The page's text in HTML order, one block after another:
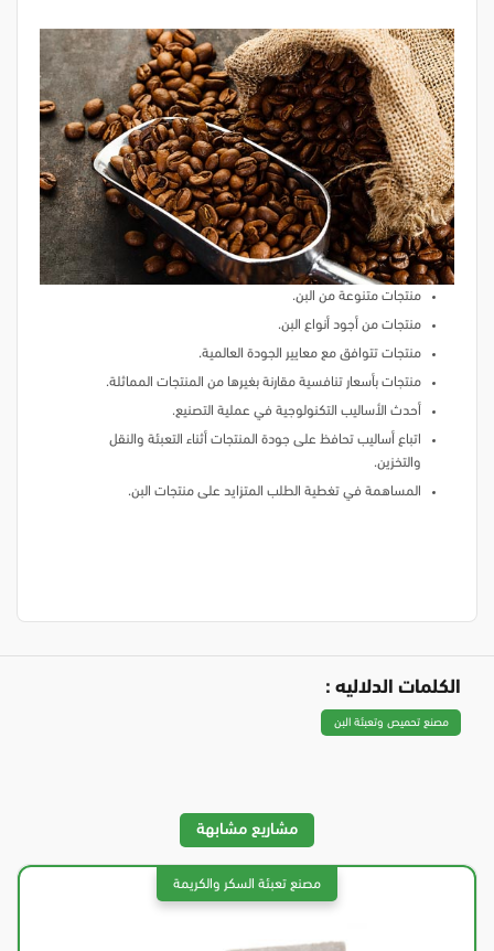
منتجات متنوعة من البن.
منتجات من أجود أنواع البن.
منتجات تتوافق مع معايير الجودة العالمية.
منتجات بأسعار تنافسية مقارنة بغيرها من المنتجات المماثلة.
أحدث الأساليب التكنولوجية في عملية التصنيع.
اتباع أساليب تحافظ على جودة المنتجات أثناء التعبئة والنقل
والتخزين.
المساهمة في تغطية الطلب المتزايد على منتجات البن.
الكلمات الدلاليه :
مصنع تحميص وتعبئة البن
مشاريع مشابهة